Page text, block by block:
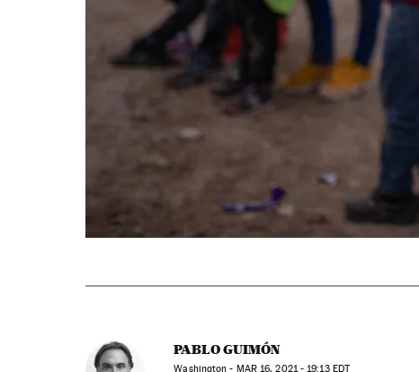
PABLO GUIMÓN
Washington - MAR16, 2021 - 19:13EDT